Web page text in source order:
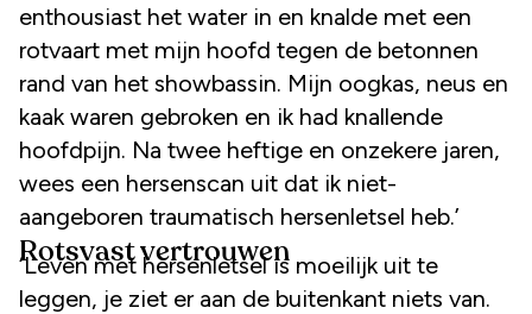
enthousiast het water in en knalde met een
rotvaart met mijn hoofd tegen de betonnen
rand van het showbassin. Mijn oogkas, neus en
kaak waren gebroken en ik had knallende
hoofdpijn. Na twee heftige en onzekere jaren,
wees een hersenscan uit dat ik niet-
aangeboren traumatisch hersenletsel heb.’
Rotsvast vertrouwen
‘Leven met hersenletsel is moeilijk uit te
leggen, je ziet er aan de buitenkant niets van.